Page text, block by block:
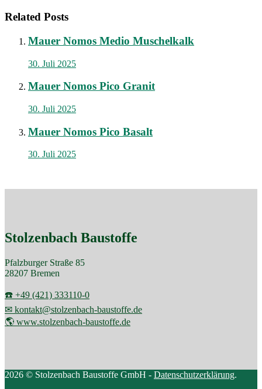
Related Posts
Mauer Nomos Medio Muschelkalk
30. Juli 2025
Mauer Nomos Pico Granit
30. Juli 2025
Mauer Nomos Pico Basalt
30. Juli 2025
Stolzenbach Baustoffe
Pfalzburger Straße 85
28207 Bremen
☎️ +49 (421) 333110-0
✉ kontakt@stolzenbach-baustoffe.de
🌎 www.stolzenbach-baustoffe.de
2026 © Stolzenbach Baustoffe GmbH - Datenschutzerklärung.